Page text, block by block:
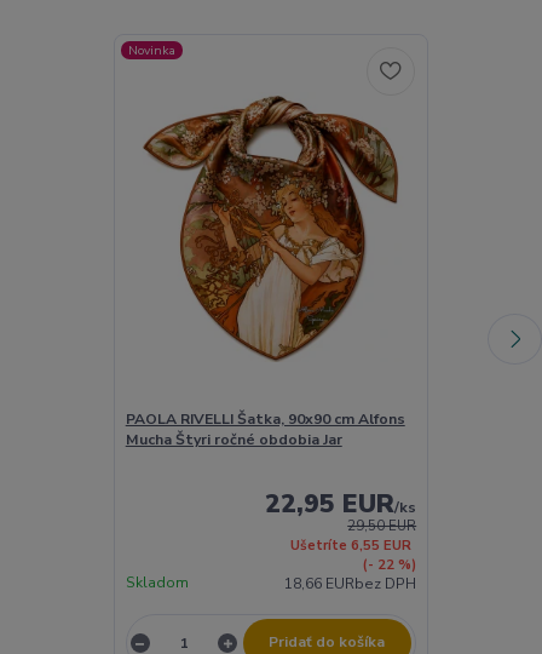
Novinka
PAOLA RIVELLI Šatka, 90x90 cm Alfons
Mucha Štyri ročné obdobia Jar
29,50 EUR
Ušetríte 6,55 EUR
(- 22 %)
22,95 EUR/ks
18,66 EURbez DPH
Skladom
Pridať do košíka